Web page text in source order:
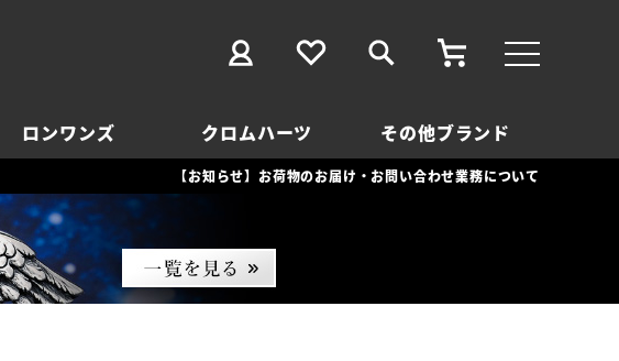
ロンワンズ クロムハーツ その他ブランド
【お知らせ】お荷物のお届け・お問い合わせ業務について